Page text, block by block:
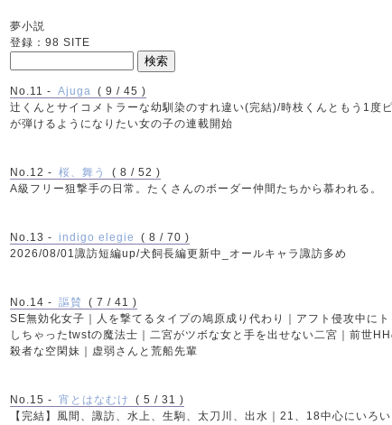
夢小説
登録：98 SITE
No.11 - Ajuga ( 9 / 45 )
辻くんとサイコメトラーな幼馴染のすれ違い(完結)/時枝くんともう1度
が弾けるようになりたい女の子の連載開始
No.12 - 桜、舞う
( 8 / 52 )
A級フリー狙撃手の日常。たくさんのボーダー仲間たちから慕われる。
No.13 - indigo elegie
( 8 / 70 )
2026/08/01諏訪短編up/犬飼長編更新中_オールキャラ諏訪多め
No.14 - 謳賛
( 7 / 41 )
SE無効化女子｜人を撃てるタイプの鳩原成り代わり｜アフト侵攻中に
しちゃったtwstの魔法士｜二宮がツボな女と手を出せない二宮｜前世
殺者な空閑妹｜虚弱さんと荒船先輩
No.15 - 宵とはなむけ
( 5 / 31 )
【完結】風間、諏訪、水上、生駒、太刀川、出水｜21、18中心にいろい